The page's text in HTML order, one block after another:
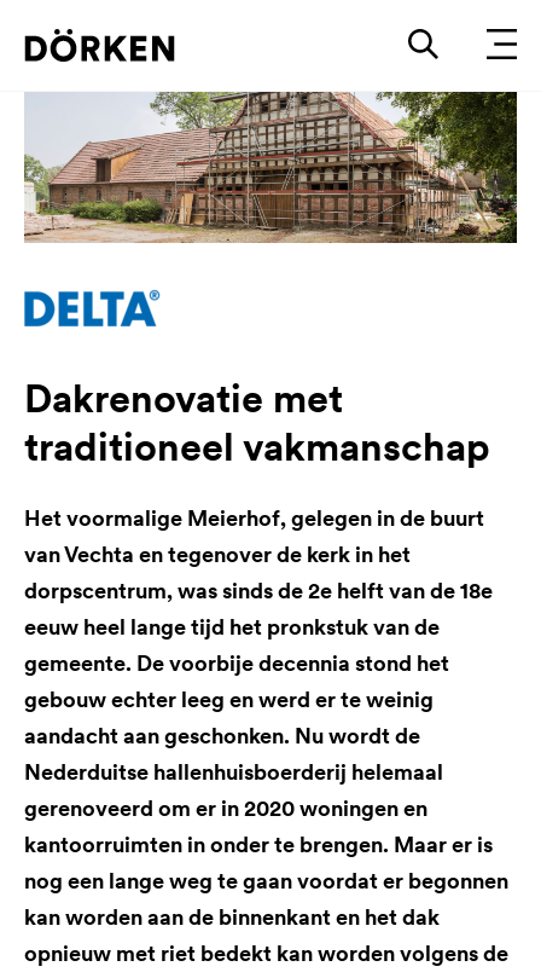
Dakrenovatie met
traditioneel vakmanschap
Het voormalige Meierhof, gelegen in de buurt
van Vechta en tegenover de kerk in het
dorpscentrum, was sinds de 2e helft van de 18e
eeuw heel lange tijd het pronkstuk van de
gemeente. De voorbije decennia stond het
gebouw echter leeg en werd er te weinig
aandacht aan geschonken. Nu wordt de
Nederduitse hallenhuisboerderij helemaal
gerenoveerd om er in 2020 woningen en
kantoorruimten in onder te brengen. Maar er is
nog een lange weg te gaan voordat er begonnen
kan worden aan de binnenkant en het dak
opnieuw met riet bedekt kan worden volgens de